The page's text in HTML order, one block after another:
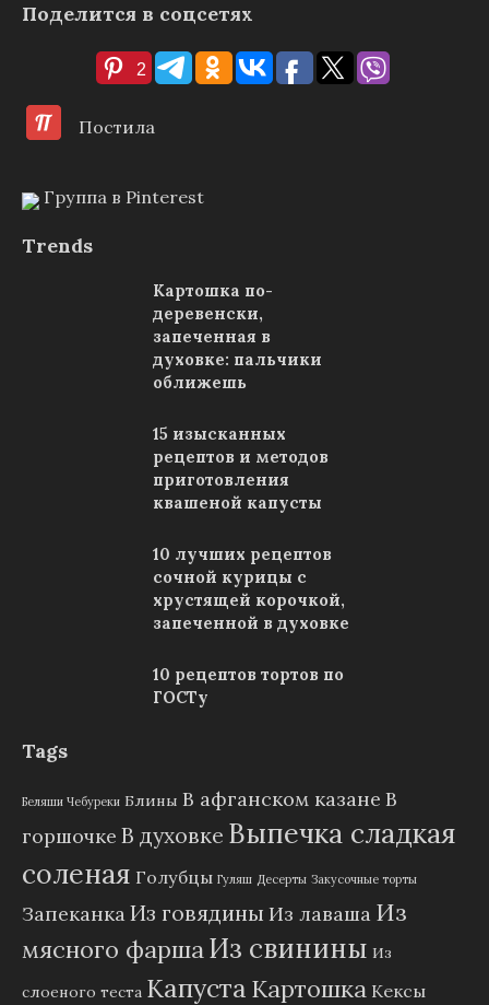
Поделится в соцсетях
2
Постила
Группа в Pinterest
Trends
Картошка по-
деревенски,
запеченная в
духовке: пальчики
оближешь
15 изысканных
рецептов и методов
приготовления
квашеной капусты
10 лучших рецептов
сочной курицы с
хрустящей корочкой,
запеченной в духовке
10 рецептов тортов по
ГОСТу
Tags
Беляши Чебуреки Блины В афганском казане В
горшочке В духовке Выпечка сладкая
соленая Голубцы Гуляш Десерты Закусочные торты
ЗапеканкаИз говядины Из лаваша Из
мясного фаршаИз свинины Из
слоеного теста Капуста Картошка Кексы